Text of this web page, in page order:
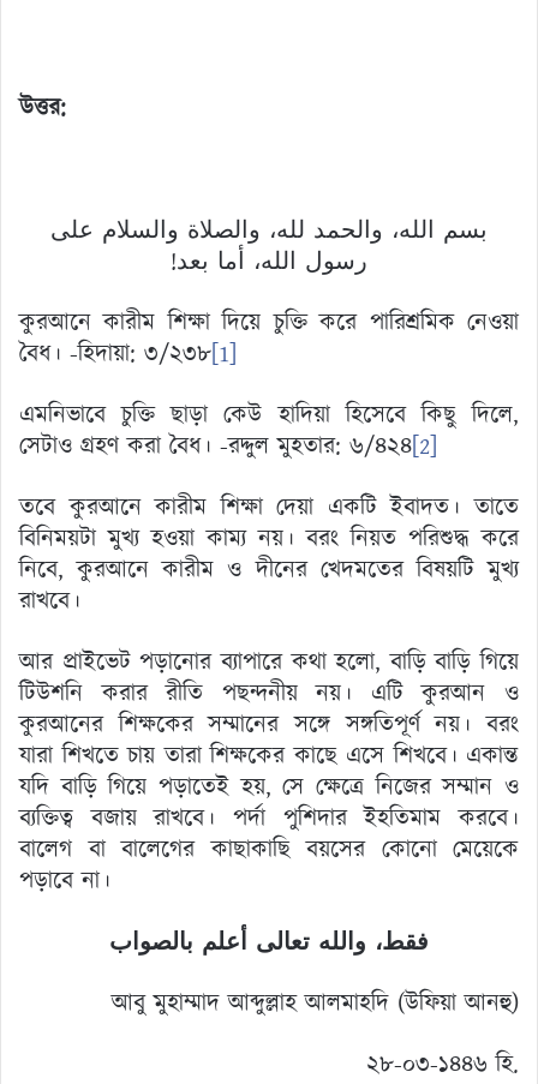
উত্তর:
بسم الله، والحمد لله، والصلاة والسلام على
رسول الله، أما بعد!
কুরআনে কারীম শিক্ষা দিয়ে চুক্তি করে পারিশ্রমিক নেওয়া
বৈধ। -হিদায়া: ৩/২৩৮[1]
এমনিভাবে চুক্তি ছাড়া কেউ হাদিয়া হিসেবে কিছু দিলে,
সেটাও গ্রহণ করা বৈধ। -রদ্দুল মুহতার: ৬/৪২৪[2]
তবে কুরআনে কারীম শিক্ষা দেয়া একটি ইবাদত। তাতে
বিনিময়টা মুখ্য হওয়া কাম্য নয়। বরং নিয়ত পরিশুদ্ধ করে
নিবে, কুরআনে কারীম ও দীনের খেদমতের বিষয়টি মুখ্য
রাখবে।
আর প্রাইভেট পড়ানোর ব্যাপারে কথা হলো, বাড়ি বাড়ি গিয়ে
টিউশনি করার রীতি পছন্দনীয় নয়। এটি কুরআন ও
কুরআনের শিক্ষকের সম্মানের সঙ্গে সঙ্গতিপূর্ণ নয়। বরং
যারা শিখতে চায় তারা শিক্ষকের কাছে এসে শিখবে। একান্ত
যদি বাড়ি গিয়ে পড়াতেই হয়, সে ক্ষেত্রে নিজের সম্মান ও
ব্যক্তিত্ব বজায় রাখবে। পর্দা পুশিদার ইহতিমাম করবে।
বালেগ বা বালেগের কাছাকাছি বয়সের কোনো মেয়েকে
পড়াবে না।
فقط، والله تعالى أعلم بالصواب
আবু মুহাম্মাদ আব্দুল্লাহ আলমাহদি (উফিয়া আনহু)
২৮-০৩-১৪৪৬ হি.